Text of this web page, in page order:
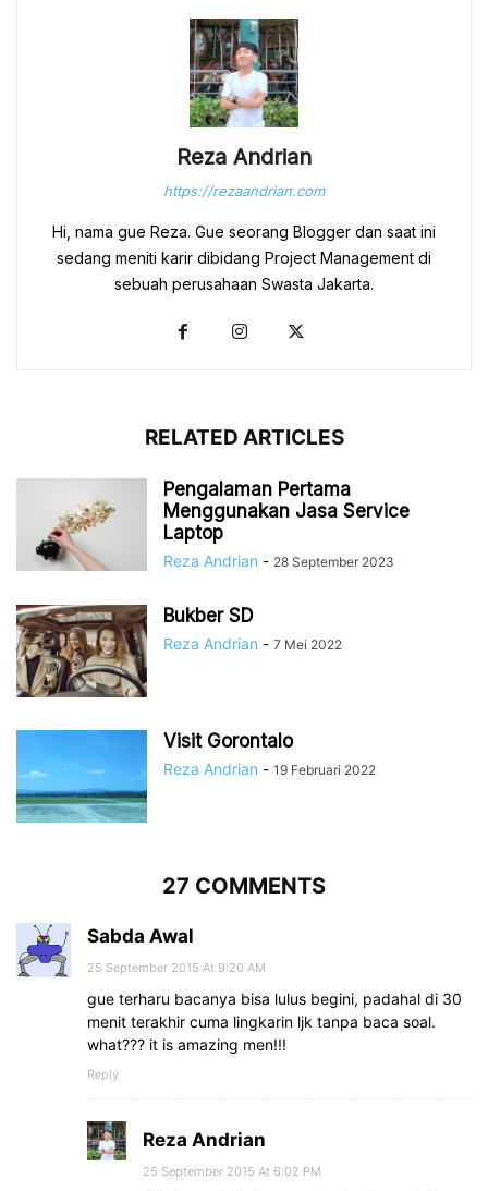
Reza Andrian
https://rezaandrian.com
Hi, nama gue Reza. Gue seorang Blogger dan saat ini
sedang meniti karir dibidang Project Management di
sebuah perusahaan Swasta Jakarta.
RELATED ARTICLES
Pengalaman Pertama
Menggunakan Jasa Service
Laptop
Reza Andrian - 28 September 2023
Bukber SD
Reza Andrian - 7 Mei 2022
Visit Gorontalo
Reza Andrian - 19 Februari 2022
27 COMMENTS
Sabda Awal
25 September 2015 At 9:20 AM
gue terharu bacanya bisa lulus begini, padahal di 30
menit terakhir cuma lingkarin ljk tanpa baca soal.
what??? it is amazing men!!!
Reply
Reza Andrian
25 September 2015 At 6:02 PM